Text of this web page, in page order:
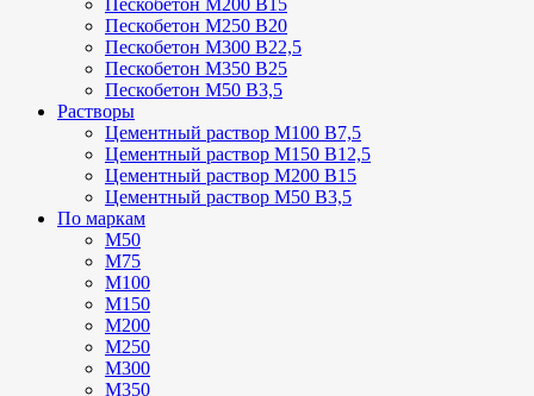
Пескобетон М200 В15
Пескобетон М250 В20
Пескобетон М300 В22,5
Пескобетон М350 В25
Пескобетон М50 В3,5
Растворы
Цементный раствор М100 В7,5
Цементный раствор М150 В12,5
Цементный раствор М200 В15
Цементный раствор М50 В3,5
По маркам
М50
М75
М100
М150
М200
М250
М300
М350